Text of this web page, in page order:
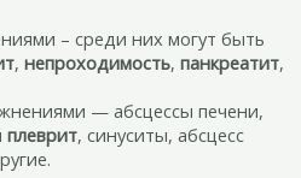
– среди них могут быть
, непроходимость, панкреатит,
— абсцессы печени,
плеврит, синуситы, абсцесс